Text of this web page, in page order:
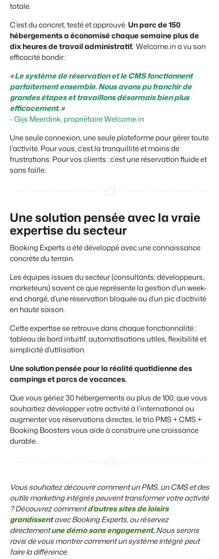
totale.
C’est du concret, testé et approuvé.Un parc de 150
hébergements a économisé chaque semaine plus de
dix heures de travail administratif. Welcome.in a vu son
efficacité bondir :
« Le système de réservation et le CMS fonctionnent
parfaitement ensemble. Nous avons pu franchir de
grandes étapes et travaillons désormais bien plus
efficacement. »
- Gijs Meerdink, propriétaire Welcome.in
Une seule connexion, une seule plateforme pour gérer toute
l’activité. Pour vous, c’est la tranquillité et moins de
frustrations. Pour vos clients : c’est une réservation fluide et
sans faille.
Une solution pensée avec la vraie
expertise du secteur
Booking Experts a été développé avec une connaissance
concrète du terrain.
Les équipes issues du secteur (consultants, développeurs,
marketeurs) savent ce que représente la gestion d’un week-
end chargé, d’une réservation bloquée ou d’un pic d’activité
en haute saison.
Cette expertise se retrouve dans chaque fonctionnalité :
tableau de bord intuitif, automatisations utiles, flexibilité et
simplicité d’utilisation.
Une solution pensée pour la réalité quotidienne des
campings et parcs de vacances.
Que vous gériez 30 hébergements ou plus de 100, que vous
souhaitiez développer votre activité à l’international ou
augmenter vos réservations directes, le trio PMS + CMS +
Booking Boosters vous aide à construire une croissance
durable.
Vous souhaitez découvrir comment un PMS, un CMS et des
outils marketing intégrés peuvent transformer votre activité
? Découvrez commentd’autres sites de loisirs
grandissentavec Booking Experts, ou réservez
directementune démo sans engagement.Nous serons
ravis de vous montrer comment un système intégré peut
faire la différence.